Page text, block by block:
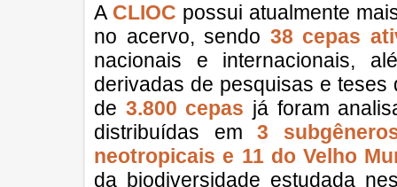
A CLIOC possui atualmente
no acervo, sendo 38 cepas
nacionais e internacionais,
derivadas de pesquisas e
de 3.800 cepas já foram
distribuídas em3
neotropicais e 11 do Velho
da biodiversidade estudada